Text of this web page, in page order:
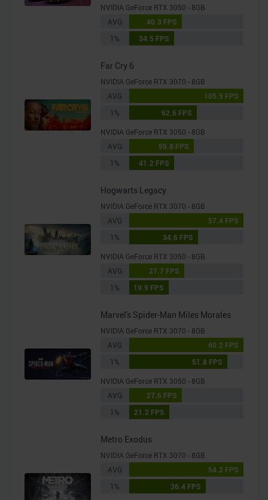
NVIDIA GeForce RTX 3050 - 8GB
AVG
40.3 FPS
1%
34.5 FPS
Far Cry 6
NVIDIA GeForce RTX 3070 - 8GB
AVG
105.5 FPS
1%
62.6 FPS
NVIDIA GeForce RTX 3050 - 8GB
AVG
59.8 FPS
1%
41.2 FPS
Hogwarts Legacy
NVIDIA GeForce RTX 3070 - 8GB
AVG
57.4 FPS
1%
34.6 FPS
NVIDIA GeForce RTX 3050 - 8GB
AVG
27.7 FPS
1%
19.9 FPS
Marvel's Spider-Man Miles Morales
NVIDIA GeForce RTX 3070 - 8GB
AVG
60.2 FPS
1%
51.8 FPS
NVIDIA GeForce RTX 3050 - 8GB
AVG
27.6 FPS
1%
21.2 FPS
Metro Exodus
NVIDIA GeForce RTX 3070 - 8GB
AVG
54.2 FPS
1%
36.4 FPS